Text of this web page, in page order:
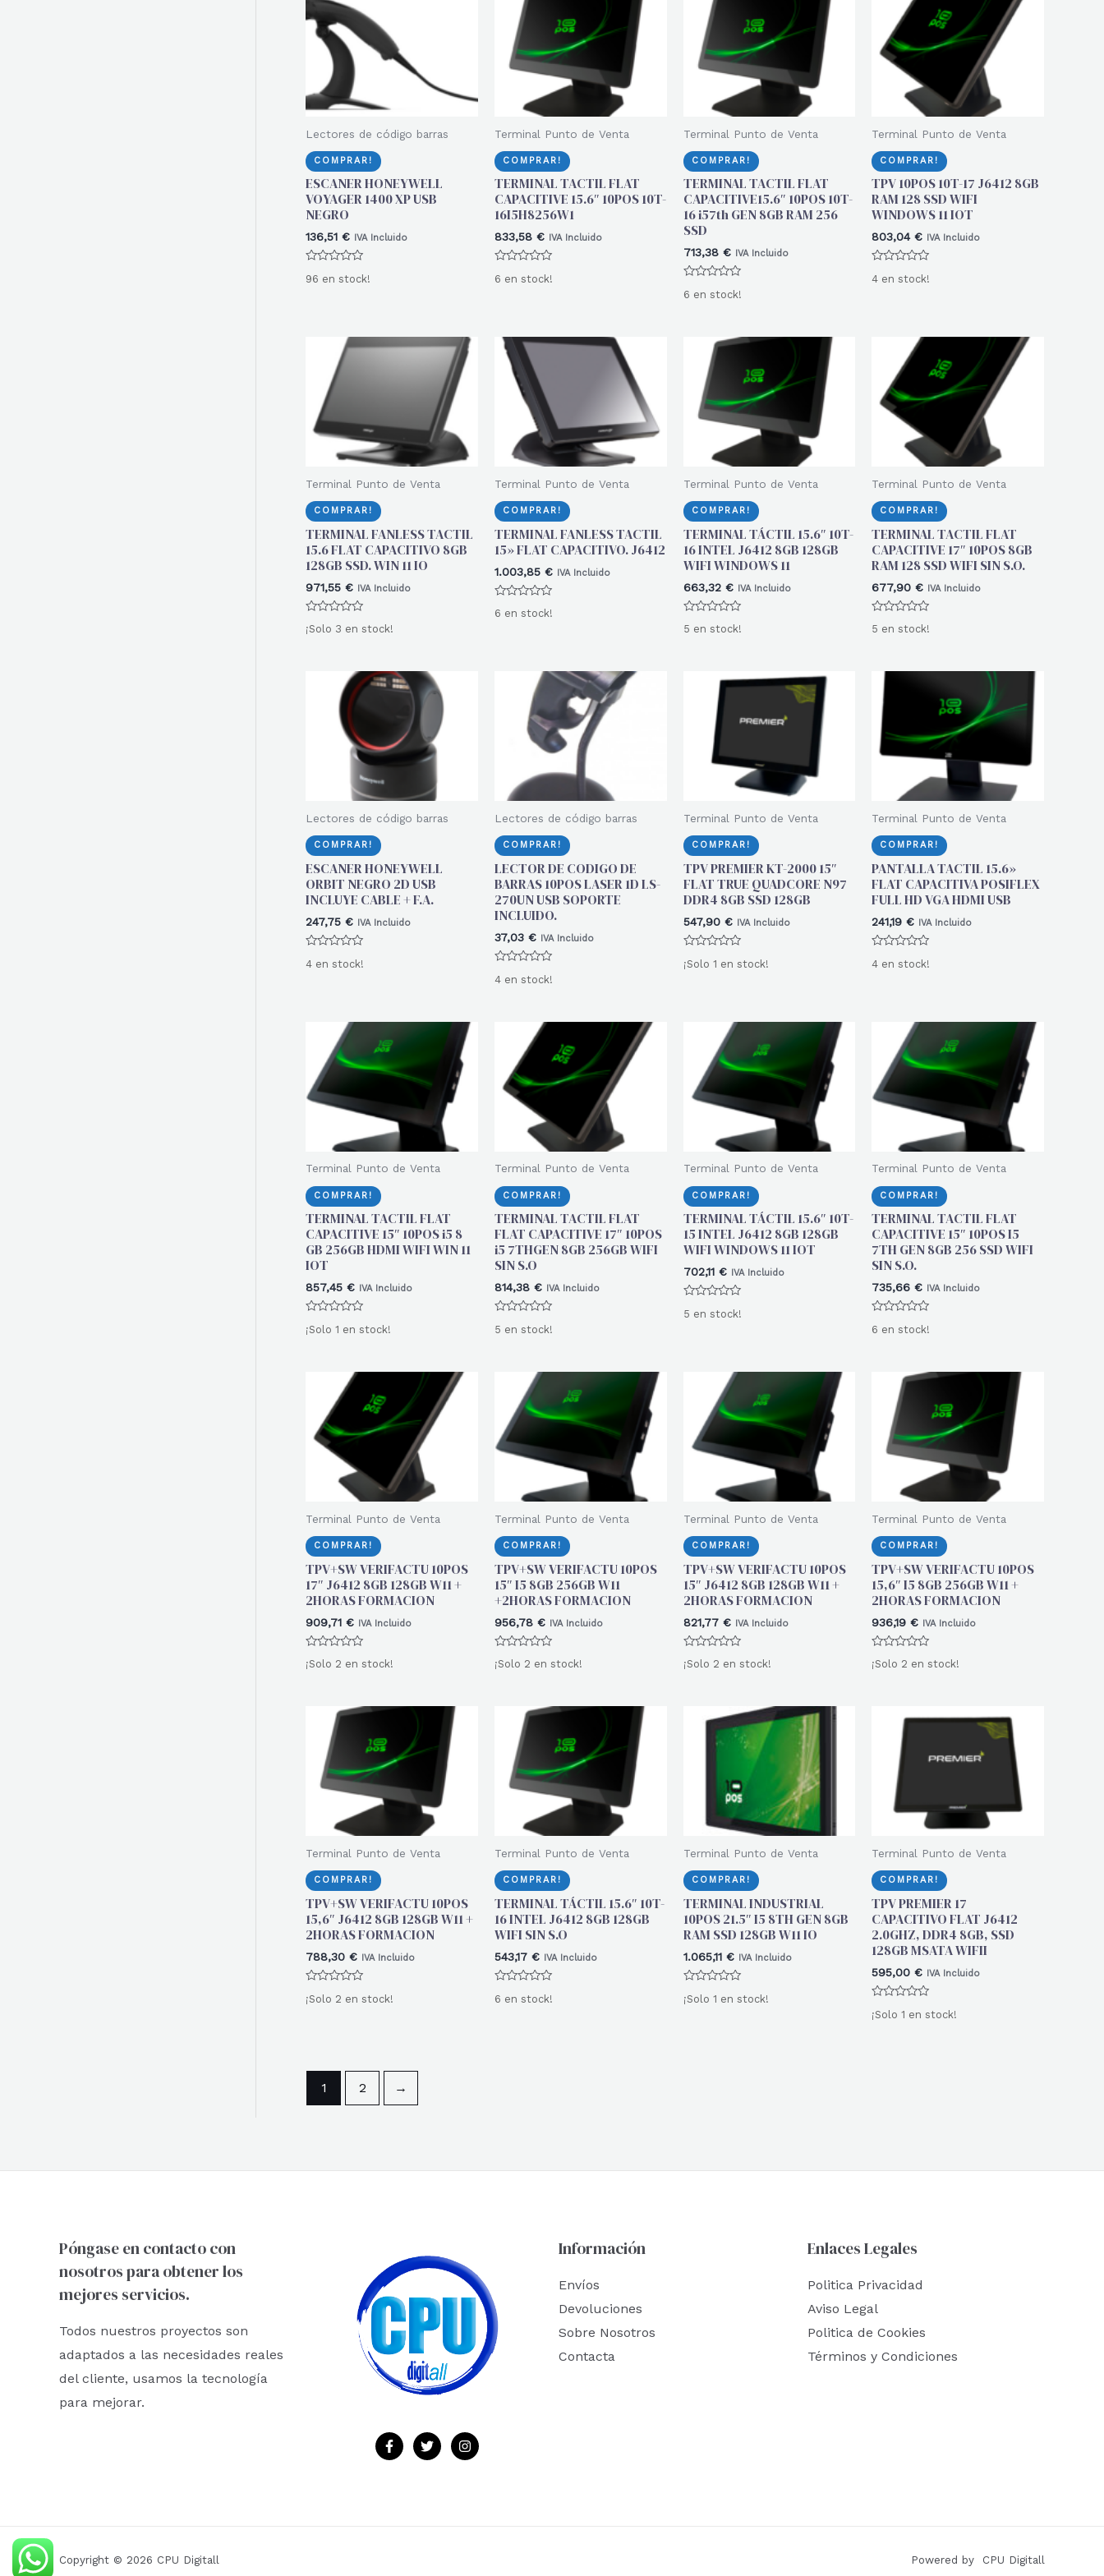
Lectores de código barras
COMPRAR!
ESCANER HONEYWELL
VOYAGER 1400 XP USB
NEGRO
136,51 € IVA Incluido
con
96 en stock!
Terminal Punto de Venta
COMPRAR!
TERMINAL TACTIL FLAT
CAPACITIVE 15.6″ 10POS 10T-
16I5H8256W1
833,58 € IVA Incluido
con
6 en stock!
Terminal Punto de Venta
COMPRAR!
TERMINAL TACTIL FLAT
CAPACITIVE15.6″ 10POS 10T-
16 i57th GEN 8GB RAM 256
SSD
713,38 € IVA Incluido
con
6 en stock!
Terminal Punto de Venta
COMPRAR!
TPV 10POS 10T-17 J6412 8GB
RAM 128 SSD WIFI
WINDOWS 11 IOT
803,04€ IVA Incluido
con
4 en stock!
Terminal Punto de Venta
COMPRAR!
TERMINAL FANLESS TACTIL
15.6 FLAT CAPACITIVO 8GB
128GB SSD. WIN 11 IO
971,55 € IVA Incluido
Valorado
con
¡Solo 3 en stock!
Terminal Punto de Venta
COMPRAR!
TERMINAL FANLESS TACTIL
15» FLAT CAPACITIVO. J6412
1.003,85 € IVA Incluido
con
6 en stock!
Terminal Punto de Venta
COMPRAR!
TERMINAL TÁCTIL 15.6″ 10T-
16 INTEL J6412 8GB 128GB
WIFI WINDOWS 11
663,32 € IVA Incluido
con
5 en stock!
Terminal Punto de Venta
COMPRAR!
TERMINAL TACTIL FLAT
CAPACITIVE 17″ 10POS 8GB
RAM 128 SSD WIFI SIN S.O.
677,90€ IVA Incluido
con
5 en stock!
Lectores de código barras
COMPRAR!
ESCANER HONEYWELL
ORBIT NEGRO 2D USB
INCLUYE CABLE + F.A.
247,75 € IVA Incluido
con
4 en stock!
Lectores de código barras
COMPRAR!
LECTOR DE CODIGO DE
BARRAS 10POS LASER 1D LS-
270UN USB SOPORTE
INCLUIDO.
37,03 € IVA Incluido
con
4 en stock!
Terminal Punto de Venta
COMPRAR!
TPV PREMIER KT-2000 15″
FLAT TRUE QUADCORE N97
DDR4 8GB SSD 128GB
547,90 € IVA Incluido
con
¡Solo 1 en stock!
Terminal Punto de Venta
COMPRAR!
PANTALLA TACTIL 15.6»
FLAT CAPACITIVA POSIFLEX
FULL HD VGA HDMI USB
241,19€ IVA Incluido
con
4 en stock!
Terminal Punto de Venta
COMPRAR!
TERMINAL TACTIL FLAT
CAPACITIVE 15″ 10POS i5 8
GB 256GB HDMI WIFI WIN 11
IOT
857,45 € IVA Incluido
con
¡Solo 1 en stock!
Terminal Punto de Venta
COMPRAR!
TERMINAL TACTIL FLAT
FLAT CAPACITIVE 17″ 10POS
i5 7THGEN 8GB 256GB WIFI
SIN S.O
814,38 € IVA Incluido
con
5 en stock!
Terminal Punto de Venta
COMPRAR!
TERMINAL TÁCTIL 15.6″ 10T-
15 INTEL J6412 8GB 128GB
WIFI WINDOWS 11 IOT
702,11 € IVA Incluido
con
5 en stock!
Terminal Punto de Venta
COMPRAR!
TERMINAL TACTIL FLAT
CAPACITIVE 15″ 10POS I5
7TH GEN 8GB 256 SSD WIFI
SIN S.O.
735,66€ IVA Incluido
con
6 en stock!
Terminal Punto de Venta
COMPRAR!
TPV+SW VERIFACTU 10POS
17″ J6412 8GB 128GB W11 +
2HORAS FORMACION
909,71 € IVA Incluido
Valorado
con
¡Solo 2 en stock!
Terminal Punto de Venta
COMPRAR!
TPV+SW VERIFACTU 10POS
15″ I5 8GB 256GB W11
+2HORAS FORMACION
956,78 € IVA Incluido
Valorado
con
¡Solo 2 en stock!
Terminal Punto de Venta
COMPRAR!
TPV+SW VERIFACTU 10POS
15″ J6412 8GB 128GB W11 +
2HORAS FORMACION
821,77 € IVA Incluido
Valorado
con
¡Solo 2 en stock!
Terminal Punto de Venta
COMPRAR!
TPV+SW VERIFACTU 10POS
15,6″ I5 8GB 256GB W11 +
2HORAS FORMACION
936,19€ IVA Incluido
Valorado
con
¡Solo 2 en stock!
Terminal Punto de Venta
COMPRAR!
TPV+SW VERIFACTU 10POS
15,6″ J6412 8GB 128GB W11 +
2HORAS FORMACION
788,30 € IVA Incluido
con
¡Solo 2 en stock!
Terminal Punto de Venta
COMPRAR!
TERMINAL TÁCTIL 15.6″ 10T-
16 INTEL J6412 8GB 128GB
WIFI SIN S.O
543,17 € IVA Incluido
con
6 en stock!
Terminal Punto de Venta
COMPRAR!
TERMINAL INDUSTRIAL
10POS 21.5″ I5 8TH GEN 8GB
RAM SSD 128GB W11 IO
1.065,11 € IVA Incluido
con
¡Solo 1 en stock!
Terminal Punto de Venta
COMPRAR!
TPV PREMIER 17
CAPACITIVO FLAT J6412
2.0GHZ, DDR4 8GB, SSD
128GB MSATA WIFII
595,00€ IVA Incluido
con
¡Solo 1 en stock!
1 2 →
Póngase en contacto con
nosotros para obtener los
mejores servicios.
Todos nuestros proyectos son
adaptados a las necesidades reales
del cliente, usamos la tecnología
para mejorar.
Información
Envíos
Devoluciones
Sobre Nosotros
Contacta
Enlaces Legales
Politica Privacidad
Aviso Legal
Politica de Cookies
Términos y Condiciones
Copyright © 2026 CPU Digitall Powered by CPU Digitall